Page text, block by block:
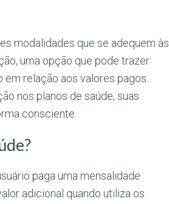
modalidades que se adequem às
uma opção que pode trazer
relação aos valores pagos.
nos planos de saúde, suas
consciente.
paga uma mensalidade
adicional quando utiliza os